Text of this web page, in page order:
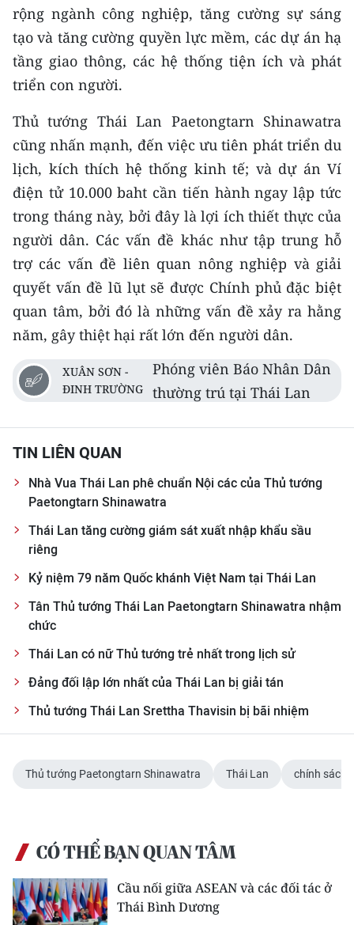
THỜI NAY
NHÂN DÂN CUỐI TUẦN
NHÂN DÂN HẰNG THÁNG
MUA BÁO
ĐỌC BÁO IN
ENGLISH
中文
FRANÇAIS
РУССКИЙ
ESPAÑOL
rộng ngành công nghiệp, tăng cường sự sáng
tạo và tăng cường quyền lực mềm, các dự án hạ
tầng giao thông, các hệ thống tiện ích và phát
triển con người.
Thủ tướng Thái Lan Paetongtarn Shinawatra
cũng nhấn mạnh, đến việc ưu tiên phát triển du
lịch, kích thích hệ thống kinh tế; và dự án Ví
điện tử 10.000 baht cần tiến hành ngay lập tức
trong tháng này, bởi đây là lợi ích thiết thực của
người dân. Các vấn đề khác như tập trung hỗ
trợ các vấn đề liên quan nông nghiệp và giải
quyết vấn đề lũ lụt sẽ được Chính phủ đặc biệt
quan tâm, bởi đó là những vấn đề xảy ra hằng
năm, gây thiệt hại rất lớn đến người dân.
XUÂN SƠN -
ĐINH TRƯỜNG
Phóng viên Báo Nhân Dân
thường trú tại Thái Lan
TIN LIÊN QUAN
Nhà Vua Thái Lan phê chuẩn Nội các của Thủ tướng
Paetongtarn Shinawatra
Thái Lan tăng cường giám sát xuất nhập khẩu sầu
riêng
Kỷ niệm 79 năm Quốc khánh Việt Nam tại Thái Lan
Tân Thủ tướng Thái Lan Paetongtarn Shinawatra nhậm
chức
Thái Lan có nữ Thủ tướng trẻ nhất trong lịch sử
Đảng đối lập lớn nhất của Thái Lan bị giải tán
Thủ tướng Thái Lan Srettha Thavisin bị bãi nhiệm
Thủ tướng Paetongtarn Shinawatra Thái Lan chính sách
CÓ THỂ BẠN QUAN TÂM
Cầu nối giữa ASEAN và các đối tác ở
Thái Bình Dương